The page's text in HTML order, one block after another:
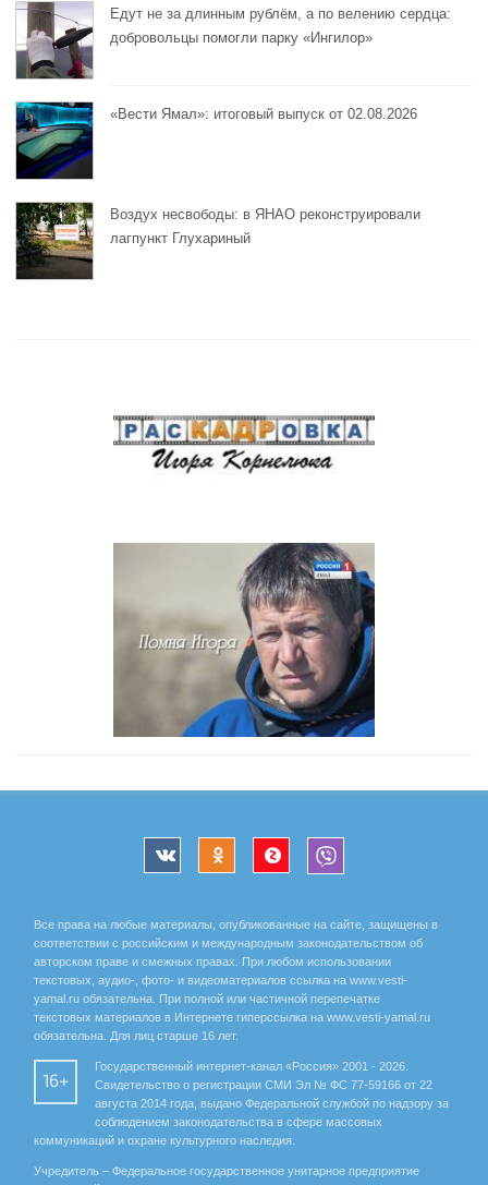
Едут не за длинным рублём, а по велению сердца:
добровольцы помогли парку «Ингилор»
«Вести Ямал»: итоговый выпуск от 02.08.2026
Воздух несвободы: в ЯНАО реконструировали
лагпункт Глухариный
Все права на любые материалы, опубликованные на сайте, защищены в
соответствии с российским и международным законодательством об
авторском праве и смежных правах. При любом использовании
текстовых, аудио-, фото- и видеоматериалов ссылка на www.vesti-
yamal.ru обязательна. При полной или частичной перепечатке
текстовых материалов в Интернете гиперссылка на www.vesti-yamal.ru
обязательна. Для лиц старше 16 лет.
16+
Государственный интернет-канал «Россия» 2001 - 2026.
Свидетельство о регистрации СМИ Эл № ФС 77-59166 от 22
августа 2014 года, выдано Федеральной службой по надзору за
соблюдением законодательства в сфере массовых
коммуникаций и охране культурного наследия.
Учредитель – Федеральное государственное унитарное предприятие